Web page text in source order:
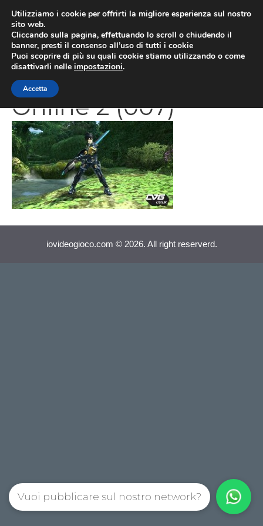
contenuto
Phantasy Star
Online 2 (007)
iovideogioco.com © 2026. All right reserverd.
Utilizziamo i cookie per offrirti la migliore esperienza sul nostro
sito web.
Cliccando sulla pagina, effettuando lo scroll o chiudendo il
banner, presti il consenso all’uso di tutti i cookie
Puoi scoprire di più su quali cookie stiamo utilizzando o come
disattivarli nelle impostazioni.
Accetta
Vuoi pubblicare sul nostro network?